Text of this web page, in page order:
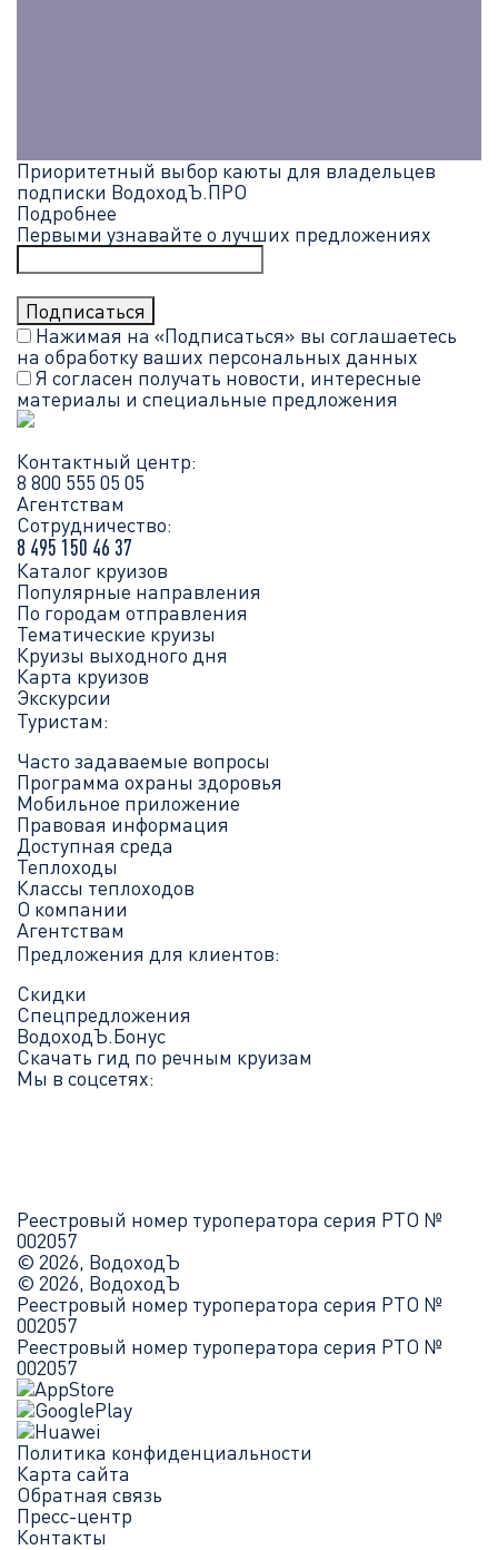
Приоритетный выбор каюты для владельцев
подписки ВодоходЪ.ПРО
Подробнее
Первыми узнавайте о лучших предложениях
Нажимая на «Подписаться» вы соглашаетесь
на обработку ваших персональных данных
Я согласен получать новости, интересные
материалы и специальные предложения
Контактный центр:
8 800 555 05 05
Агентствам
Сотрудничество:
8 495 150 46 37
Каталог круизов
Популярные направления
По городам отправления
Тематические круизы
Круизы выходного дня
Карта круизов
Экскурсии
Туристам:
Часто задаваемые вопросы
Программа охраны здоровья
Мобильное приложение
Правовая информация
Доступная среда
Теплоходы
Классы теплоходов
О компании
Агентствам
Предложения для клиентов:
Скидки
Спецпредложения
ВодоходЪ.Бонус
Скачать гид по речным круизам
Мы в соцсетях:
Реестровый номер туроператора серия РТО №
002057
© 2026, ВодоходЪ
© 2026, ВодоходЪ
Реестровый номер туроператора серия РТО №
002057
Реестровый номер туроператора серия РТО №
002057
Политика конфиденциальности
Карта сайта
Обратная связь
Пресс-центр
Контакты